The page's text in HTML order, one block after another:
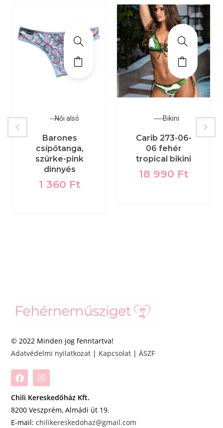
Női alsó
Barones
csípőtanga,
szürke-pink
dinnyés
1 360 Ft
Bikini
Carib 273-06-
06 fehér
tropical bikini
18 990 Ft
© 2022 Minden jog fenntartva!
Adatvédelmi nyilatkozat | Kapcsolat |ÁSZF
Chili Kereskedőház Kft.
8200 Veszprém, Almádi út 19.
E-mail:chilikereskedohaz@gmail.com